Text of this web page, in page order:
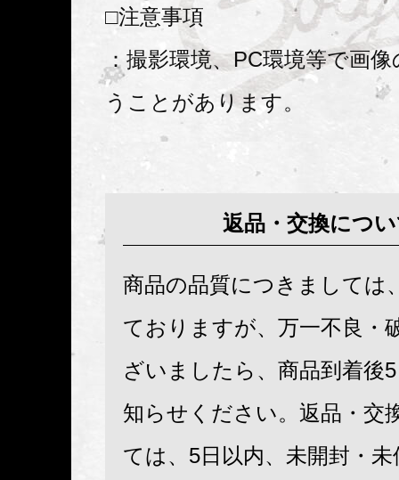
□注意事項
：撮影環境、PC環境等で画
うことがあります。
返品・交換につ
商品の品質につきましては
ておりますが、万一不良・
ざいましたら、商品到着後
知らせください。返品・交
ては、5日以内、未開封・